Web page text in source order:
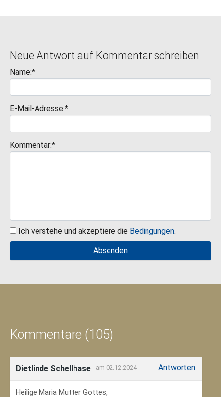
Neue Antwort auf Kommentar schreiben
Name:*
E-Mail-Adresse:*
Kommentar:*
Ich verstehe und akzeptiere die Bedingungen.
Kommentare (105)
Dietlinde Schellhase am 02.12.2024 Antworten
Heilige Maria Mutter Gottes,